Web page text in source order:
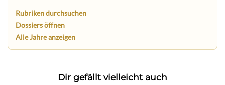
Rubriken durchsuchen
Dossiers öffnen
Alle Jahre anzeigen
Dir gefällt vielleicht auch